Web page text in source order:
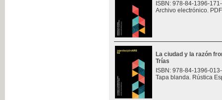
ISBN: 978-84-1396-
Archivo electrónico.
La ciudad y la razón
Trías
ISBN: 978-84-1396-
Tapa blanda. Rústica